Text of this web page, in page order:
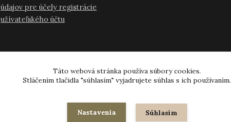
údajov pre účely registrácie
užívateľského účtu
© 2024-2026 všetky práva vyhradené
Táto webová stránka používa súbory cookies.
Stláčením tlačidla "súhlasím" vyjadrujete súhlas s ich používaním.
Nastavenia Súhlasím